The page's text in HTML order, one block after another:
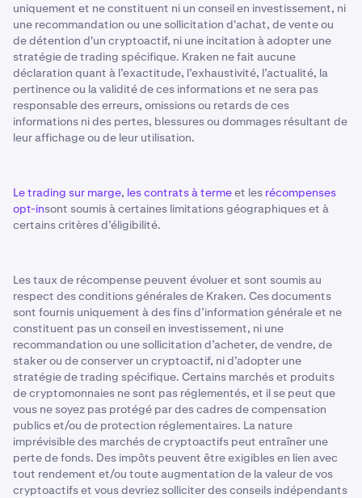
uniquement et ne constituent ni un conseil en investissement, ni
une recommandation ou une sollicitation d'achat, de vente ou
de détention d'un cryptoactif, ni une incitation à adopter une
stratégie de trading spécifique. Kraken ne fait aucune
déclaration quant à l’exactitude, l’exhaustivité, l’actualité, la
pertinence ou la validité de ces informations et ne sera pas
responsable des erreurs, omissions ou retards de ces
informations ni des pertes, blessures ou dommages résultant de
leur affichage ou de leur utilisation.
Le trading sur marge, les contrats à termeet les récompenses
opt-insont soumis à certaines limitations géographiques et à
certains critères d’éligibilité.
Les taux de récompense peuvent évoluer et sont soumis au
respect des conditions générales de Kraken. Ces documents
sont fournis uniquement à des fins d’information générale et ne
constituent pas un conseil en investissement, ni une
recommandation ou une sollicitation d’acheter, de vendre, de
staker ou de conserver un cryptoactif, ni d’adopter une
stratégie de trading spécifique. Certains marchés et produits
de cryptomonnaies ne sont pas réglementés, et il se peut que
vous ne soyez pas protégé par des cadres de compensation
publics et/ou de protection réglementaires. La nature
imprévisible des marchés de cryptoactifs peut entraîner une
perte de fonds. Des impôts peuvent être exigibles en lien avec
tout rendement et/ou toute augmentation de la valeur de vos
cryptoactifs et vous devriez solliciter des conseils indépendants